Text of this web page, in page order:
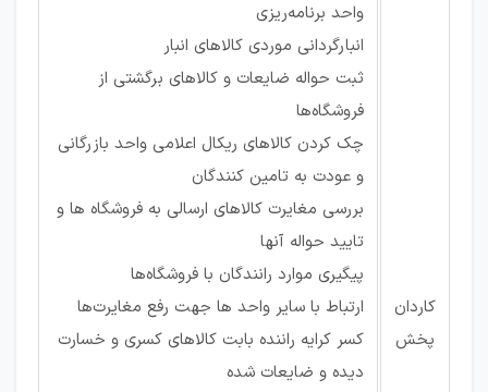
کاردان
پخش
واحد برنامه‌ریزی
انبارگردانی موردی کالاهای انبار
ثبت حواله ضایعات و کالاهای برگشتی از
فروشگاه‌ها
چک کردن کالاهای ریکال اعلامی واحد بازرگانی
و عودت به تامین کنندگان
بررسی مغایرت کالاهای ارسالی به فروشگاه ها و
تایید حواله آنها
پیگیری موارد رانندگان با فروشگاه‌ها
ارتباط با سایر واحد ها جهت رفع مغایرت‌ها
کسر کرایه راننده بابت کالاهای کسری و خسارت
دیده و ضایعات شده